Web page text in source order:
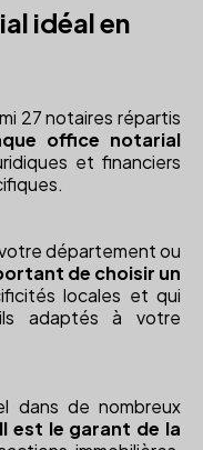
idéal en
27 notaires répartis
office notarial
et financiers
département ou
de choisir un
locales et qui
adaptés à votre
dans de nombreux
Il est le garant de la